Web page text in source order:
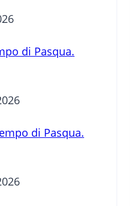
di Pasqua.
di Pasqua.